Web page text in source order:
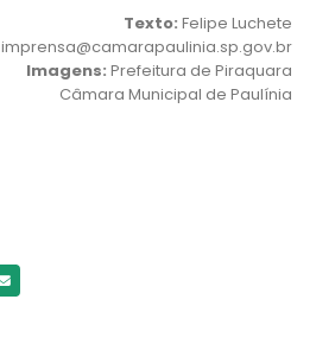
Texto: Felipe Luchete
imprensa@camarapaulinia.sp.gov.br
Imagens: Prefeitura de Piraquara
Câmara Municipal de Paulínia